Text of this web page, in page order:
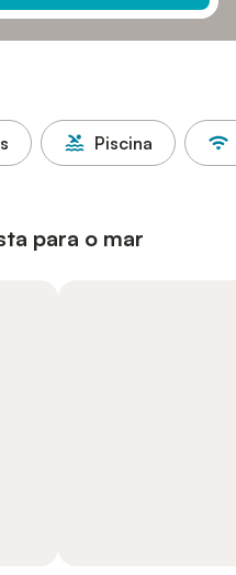
Piscina
para o mar